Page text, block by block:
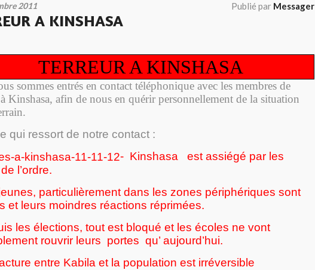
2011 Publié par Messager
A KINSHASA
TERREUR A KINSHASA
sommes entrés en contact téléphonique avec les membres de
Kinshasa, afin de nous en quérir personnellement de la situation
qui ressort de notre contact :
- Kinshasa est assiégé par les
l’ordre.
particulièrement dans les zones périphériques sont
et leurs moindres réactions réprimées.
les élections, tout est bloqué et les écoles ne vont
rouvrir leurs portes qu’ aujourd’hui.
entre Kabila et la population est irréversible